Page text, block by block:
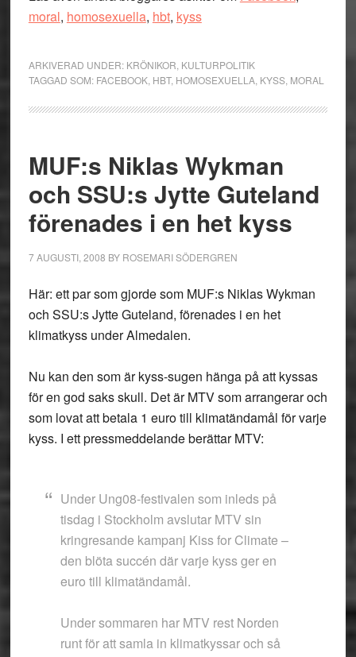
moral, homosexuella, hbt, kyss
ARKIVERAD UNDER: KRÖNIKOR KULTURPOLITIK
TAGGAD SOM: FACEBOOK, HBT, HOMOSEXUELLA, KYSS, MORAL
MUF:s Niklas Wykman
och SSU:s Jytte Guteland
förenades i en het kyss
7 AUGUSTI, 2008 BY ROSEMARI SÖDERGREN
Här: ett par som gjorde som MUF:s Niklas Wykman
och SSU:s Jytte Guteland, förenades i en het
klimatkyss under Almedalen.
Nu kan den som är kyss-sugen hänga på att kyssas
för en god saks skull. Det är MTV som arrangerar och
som lovat att betala 1 euro till klimatändamål för varje
kyss. I ett pressmeddelande berättar MTV:
Under Ung08-festivalen som inleds på
tisdag i Stockholm avslutar MTV sin
kringresande kampanj Kiss for Climate –
den blöta succén där varje kyss ger en
euro till klimatändamål.
Under sommaren har MTV rest Norden
runt för att samla in klimatkyssar och så